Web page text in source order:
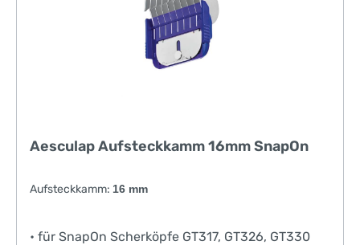
Aesculap Aufsteckkamm 16mm SnapOn
Aufsteckkamm: 16 mm
• für SnapOn Scherköpfe GT317, GT326, GT330